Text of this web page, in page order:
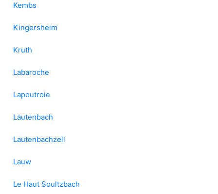
Kembs
Kingersheim
Kruth
Labaroche
Lapoutroie
Lautenbach
Lautenbachzell
Lauw
Le Haut Soultzbach